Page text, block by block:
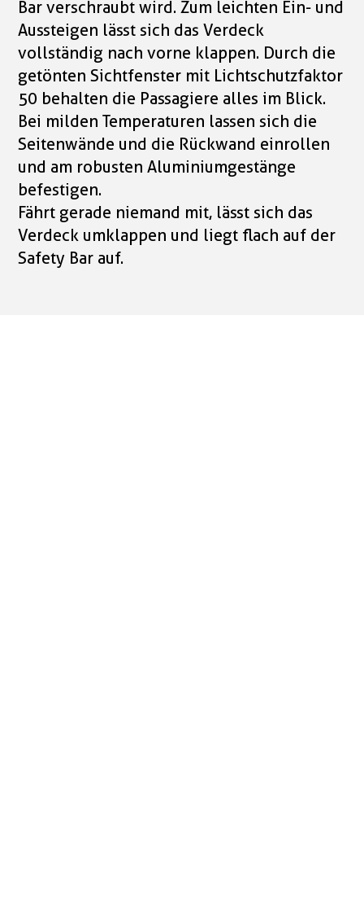
Bar verschraubt wird. Zum leichten Ein- und
Aussteigen lässt sich das Verdeck
vollständig nach vorne klappen. Durch die
getönten Sichtfenster mit Lichtschutzfaktor
50 behalten die Passagiere alles im Blick.
Bei milden Temperaturen lassen sich die
Seitenwände und die Rückwand einrollen
und am robusten Aluminiumgestänge
befestigen.
Fährt gerade niemand mit, lässt sich das
Verdeck umklappen und liegt flach auf der
Safety Bar auf.